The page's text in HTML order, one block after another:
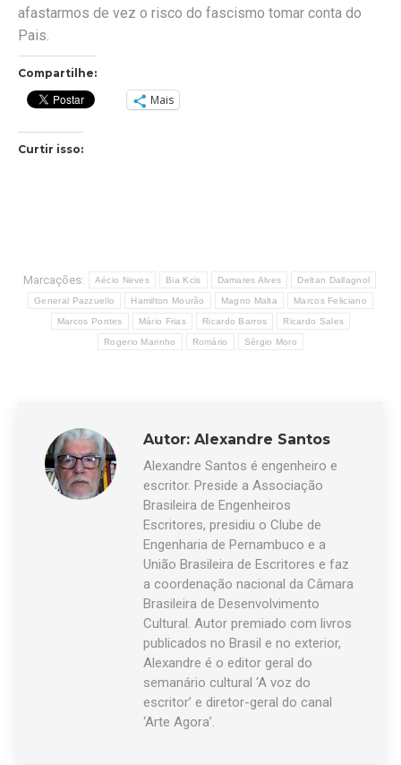
afastarmos de vez o risco do fascismo tomar conta do
Pais.
Compartilhe:
Mais
Curtir isso:
Marcações: Aécio Neves Bia Kcis Damares Alves Deltan Dallagnol
General Pazzuello Hamilton Mourão Magno Malta Marcos Feliciano
Marcos Pontes Mário Frias Ricardo Barros Ricardo Sales
Rogerio Marinho Romário Sérgio Moro
Autor: Alexandre Santos
Alexandre Santos é engenheiro e
escritor. Preside a Associação
Brasileira de Engenheiros
Escritores, presidiu o Clube de
Engenharia de Pernambuco e a
União Brasileira de Escritores e faz
a coordenação nacional da Câmara
Brasileira de Desenvolvimento
Cultural. Autor premiado com livros
publicados no Brasil e no exterior,
Alexandre é o editor geral do
semanário cultural ‘A voz do
escritor’ e diretor-geral do canal
‘Arte Agora’.